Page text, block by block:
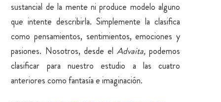
sustancial de la mente ni produce modelo alguno
que intente describirla. Simplemente la clasifica
como pensamientos, sentimientos, emociones y
pasiones. Nosotros, desde el Advaita,podemos
clasificar para nuestro estudio a las cuatro
anteriores como fantasía e imaginación.